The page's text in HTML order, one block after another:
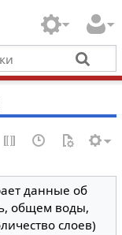
данные об
общем воды,
слоев)